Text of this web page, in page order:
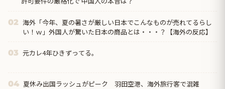
02 海外「今年、夏の暑さが厳しい日本でこんなものが売れてるらし
い！ｗ」外国人が驚いた日本の商品とは・・・？【海外の反応】
03 元カレ4年ひきずってる。
04 夏休み出国ラッシュがピーク 羽田空港、海外旅行客で混雑